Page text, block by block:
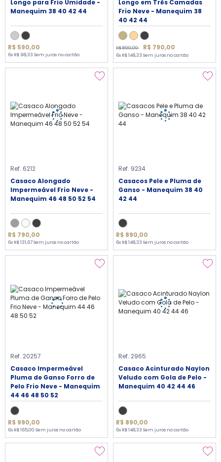
Longo para Frio Umidade -
Manequim 38 40 42 44
R$ 590,00
6x R$ 98,33 Sem juros no cartão
Longo em Três Camadas
Frio Neve - Manequim 38
40 42 44
R$ 890,00 R$ 790,00
6x R$ 148,33 Sem juros no cartão
Ref. 6212
Casaco Alongado
Impermeável Frio Neve -
Manequim 46 48 50 52 54
R$ 790,00
6x R$ 131,67 Sem juros no cartão
Ref. 9234
Casacos Pele e Pluma de
Ganso - Manequim 38 40
42 44
R$ 890,00
6x R$ 148,33 Sem juros no cartão
Ref. 20257
Casaco Impermeável
Pluma de Ganso Forro de
Pelo Frio Neve - Manequim
44 46 48 50 52
R$ 990,00
6x R$ 165,00 Sem juros no cartão
Ref. 2965
Casaco Acinturado Naylon
Veludo com Gola de Pelo -
Manequim 40 42 44 46
R$ 890,00
6x R$ 148,33 Sem juros no cartão